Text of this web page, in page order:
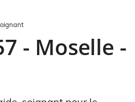
- Moselle -